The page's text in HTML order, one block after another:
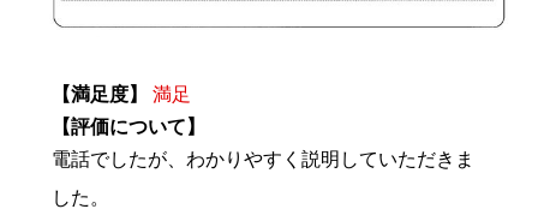
【満足度】
満足
【評価について】
電話でしたが、わかりやすく説明していただきま
した。